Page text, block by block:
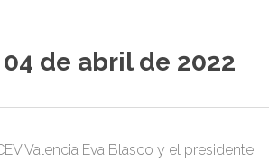
de abril de 2022
Valencia Eva Blasco y el presidente